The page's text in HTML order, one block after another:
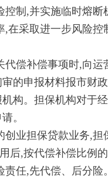
,并实施临时熔断
在采取进一步风险
补偿事项时,向运
的申报材料报市财
构。担保机构对于
。
担保贷款业务,担
后,按代偿补偿比例的
,先代偿、后分险